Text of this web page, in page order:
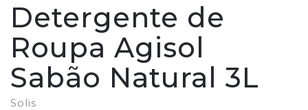
Detergente de
Roupa Agisol
Sabão Natural 3L
Solis